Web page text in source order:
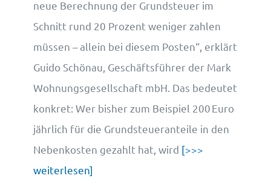
neue Berechnung der Grundsteuer im
Schnitt rund 20 Prozent weniger zahlen
müssen – allein bei diesem Posten“, erklärt
Guido Schönau, Geschäftsführer der Mark
Wohnungsgesellschaft mbH. Das bedeutet
konkret: Wer bisher zum Beispiel 200 Euro
jährlich für die Grundsteueranteile in den
Nebenkosten gezahlt hat, wird [>>>
weiterlesen]